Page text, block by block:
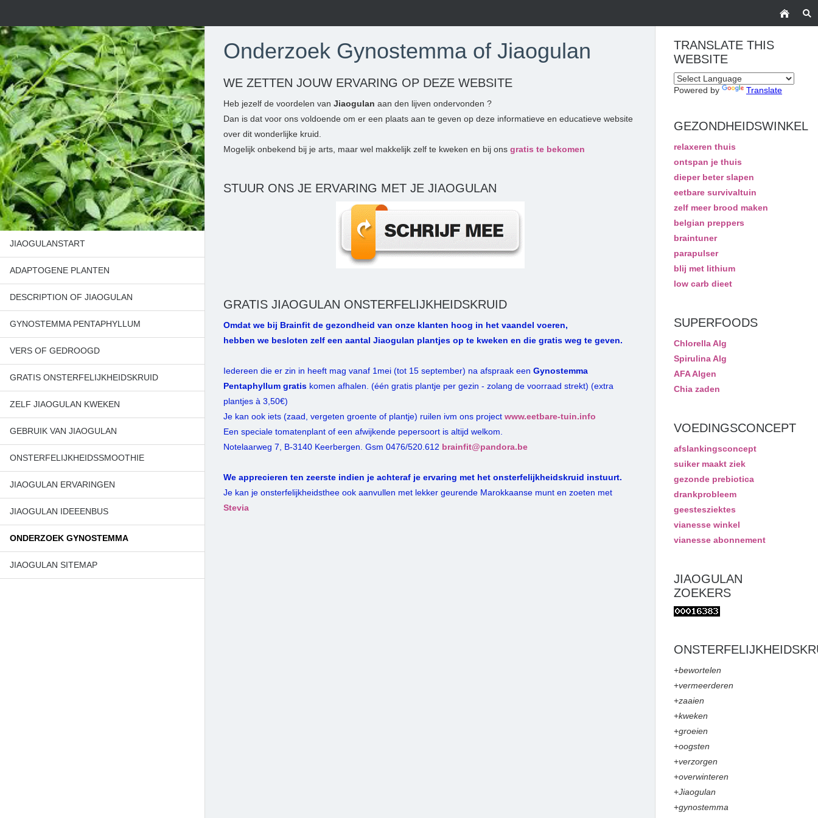
JIAOGULANSTART
ADAPTOGENE PLANTEN
DESCRIPTION OF JIAOGULAN
GYNOSTEMMA PENTAPHYLLUM
VERS OF GEDROOGD
GRATIS ONSTERFELIJKHEIDSKRUID
ZELF JIAOGULAN KWEKEN
GEBRUIK VAN JIAOGULAN
ONSTERFELIJKHEIDSSMOOTHIE
JIAOGULAN ERVARINGEN
JIAOGULAN IDEEENBUS
ONDERZOEK GYNOSTEMMA
JIAOGULAN SITEMAP
Onderzoek Gynostemma of Jiaogulan
WE ZETTEN JOUW ERVARING OP DEZE WEBSITE
Heb jezelf de voordelen van Jiaogulan aan den lijven ondervonden ?
Dan is dat voor ons voldoende om er een plaats aan te geven op deze informatieve en educatieve website
over dit wonderlijke kruid.
Mogelijk onbekend bij je arts, maar wel makkelijk zelf te kweken en bij ons gratis te bekomen
STUUR ONS JE ERVARING MET JE JIAOGULAN
GRATIS JIAOGULAN ONSTERFELIJKHEIDSKRUID
Omdat we bij Brainfit de gezondheid van onze klanten hoog in het vaandel voeren,
hebben we besloten zelf een aantal Jiaogulan plantjes op te kweken en die gratis weg te geven.
Iedereen die er zin in heeft mag vanaf 1mei (tot 15 september) na afspraak een Gynostemma
Pentaphyllum gratis komen afhalen. (één gratis plantje per gezin - zolang de voorraad strekt) (extra
plantjes à 3,50€)
Je kan ook iets (zaad, vergeten groente of plantje) ruilen ivm ons project www.eetbare-tuin.info
Een speciale tomatenplant of een afwijkende pepersoort is altijd welkom.
Notelaarweg 7, B-3140 Keerbergen. Gsm 0476/520.612 brainfit@pandora.be
We apprecieren ten zeerste indien je achteraf je ervaring met het onsterfelijkheidskruid instuurt.
Je kan je onsterfelijkheidsthee ook aanvullen met lekker geurende Marokkaanse munt en zoeten met
Stevia
TRANSLATE THIS
WEBSITE
Powered by Translate
GEZONDHEIDSWINKEL
relaxeren thuis
ontspan je thuis
dieper beter slapen
eetbare survivaltuin
zelf meer brood maken
belgian preppers
braintuner
parapulser
blij met lithium
low carb dieet
SUPERFOODS
Chlorella Alg
Spirulina Alg
AFA Algen
Chia zaden
VOEDINGSCONCEPT
afslankingsconcept
suiker maakt ziek
gezonde prebiotica
drankprobleem
geestesziektes
vianesse winkel
vianesse abonnement
JIAOGULAN
ZOEKERS
+bewortelen
+vermeerderen
+zaaien
+kweken
+groeien
+oogsten
+verzorgen
+overwinteren
+Jiaogulan
+gynostemma